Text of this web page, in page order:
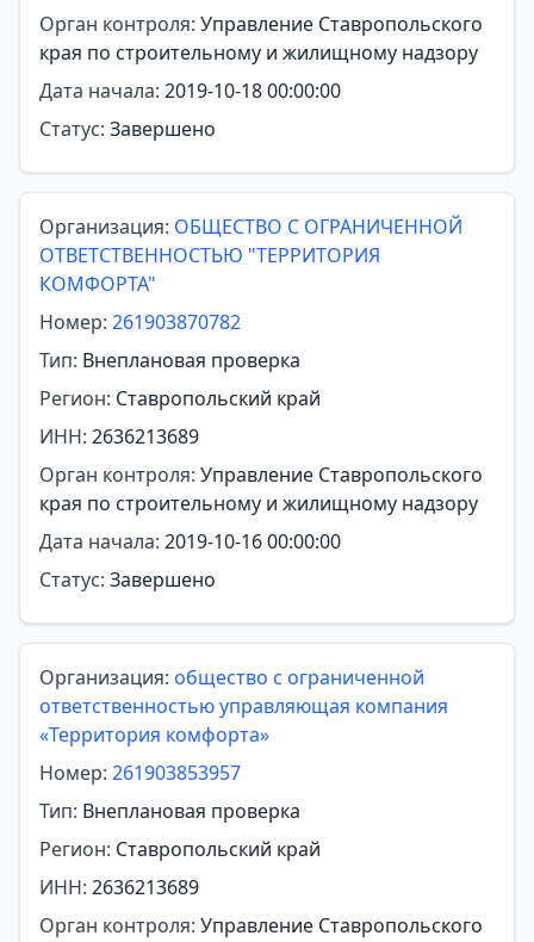
Орган контроля: Управление Ставропольского
края по строительному и жилищному надзору
Дата начала: 2019-10-18 00:00:00
Статус: Завершено
Организация: ОБЩЕСТВО С ОГРАНИЧЕННОЙ
ОТВЕТСТВЕННОСТЬЮ "ТЕРРИТОРИЯ
КОМФОРТА"
Номер: 261903870782
Тип: Внеплановая проверка
Регион: Ставропольский край
ИНН: 2636213689
Орган контроля: Управление Ставропольского
края по строительному и жилищному надзору
Дата начала: 2019-10-16 00:00:00
Статус: Завершено
Организация: общество с ограниченной
ответственностью управляющая компания
«Территория комфорта»
Номер: 261903853957
Тип: Внеплановая проверка
Регион: Ставропольский край
ИНН: 2636213689
Орган контроля: Управление Ставропольского